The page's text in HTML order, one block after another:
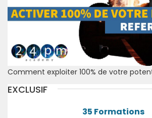
Comment exploiter 100% de votre
EXCLUSIF
35 Formations